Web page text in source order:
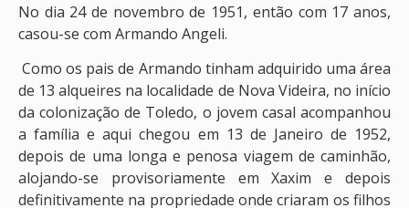
No dia 24 de novembro de 1951, então com 17 anos,
casou-se com Armando Angeli.
Como os pais de Armando tinham adquirido uma área
de 13 alqueires na localidade de Nova Videira, no início
da colonização de Toledo, o jovem casal acompanhou
a família e aqui chegou em 13 de Janeiro de 1952,
depois de uma longa e penosa viagem de caminhão,
alojando-se provisoriamente em Xaxim e depois
definitivamente na propriedade onde criaram os filhos